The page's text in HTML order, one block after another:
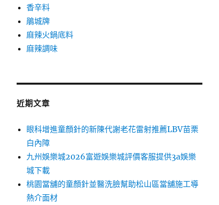
香辛料
鵑城牌
麻辣火鍋底料
麻辣調味
近期文章
眼科增進童顏針的新陳代謝老花雷射推薦LBV苗栗
白內障
九州娛樂城2026富遊娛樂城評價客服提供3a娛樂
城下載
桃園當舖的童顏針並醫洗臉幫助松山區當舖施工導
熱介面材